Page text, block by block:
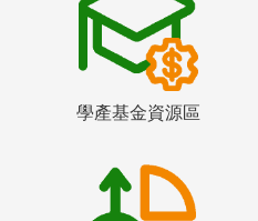
學產基金資源區